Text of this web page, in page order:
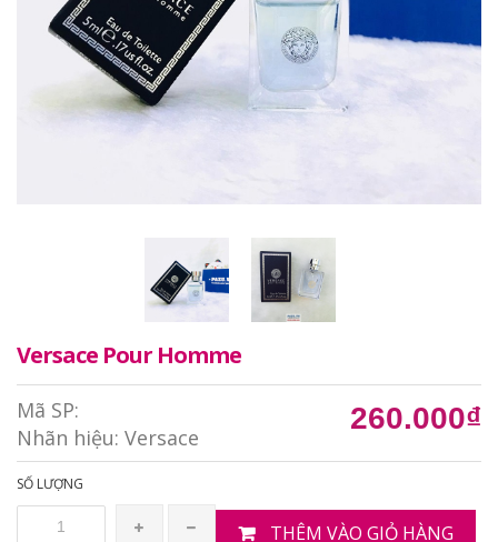
Versace Pour Homme
Mã SP:
Nhãn hiệu: Versace
260.000₫
SỐ LƯỢNG
THÊM VÀO GIỎ HÀNG